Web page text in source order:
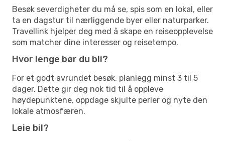
Besøk severdigheter du må se, spis som en lokal, eller
ta en dagstur til nærliggende byer eller naturparker.
Travellink hjelper deg med å skape en reiseopplevelse
som matcher dine interesser og reisetempo.
Hvor lenge bør du bli?
For et godt avrundet besøk, planlegg minst 3 til 5
dager. Dette gir deg nok tid til å oppleve
høydepunktene, oppdage skjulte perler og nyte den
lokale atmosfæren.
Leie bil?